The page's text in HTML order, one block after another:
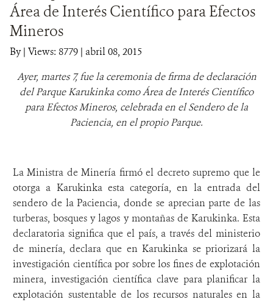
DONA
Área de Interés Científico para Efectos
Mineros
By| Views: 8779 | abril 08, 2015
Ayer, martes 7, fue la ceremonia de firma de declaración
del Parque Karukinka como Área de Interés Científico
para Efectos Mineros, celebrada en el Sendero de la
Paciencia, en el propio Parque.
La Ministra de Minería firmó el decreto supremo que le
otorga a Karukinka esta categoría, en la entrada del
sendero de la Paciencia, donde se aprecian parte de las
turberas, bosques y lagos y montañas de Karukinka. Esta
declaratoria significa que el país, a través del ministerio
de minería, declara que en Karukinka se priorizará la
investigación científica por sobre los fines de explotación
minera, investigación científica clave para planificar la
explotación sustentable de los recursos naturales en la